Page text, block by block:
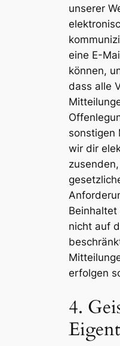
unserer
eine E-
können,
dass alle
sonstigen
wir dir
nicht auf
erfolgen
4.